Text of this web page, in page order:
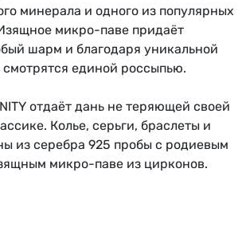
минерала и одного из популярных
микро-паве придаёт
шарм и благодаря уникальной
единой россыпью.
отдаёт дань не теряющей своей
Колье, серьги, браслеты и
из серебра 925 пробы с родиевым
микро-паве из цирконов.